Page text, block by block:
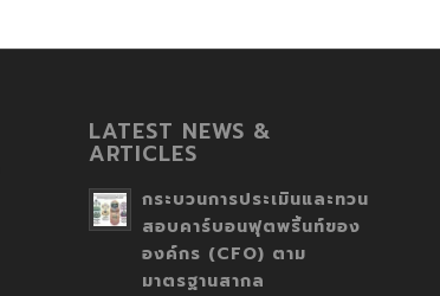
LATEST NEWS &
ARTICLES
กระบวนการประเมินและทวน
สอบคาร์บอนฟุตพริ้นท์ของ
องค์กร (CFO) ตาม
มาตรฐานสากล